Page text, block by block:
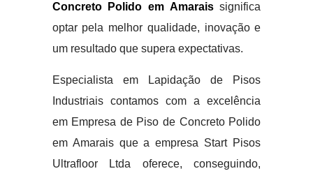
Concreto Polido em Amaraissignifica
optar pela melhor qualidade, inovação e
um resultado que supera expectativas.
Especialista em Lapidação de Pisos
Industriais contamos com a excelência
em Empresa de Piso de Concreto Polido
em Amarais que a empresa Start Pisos
Ultrafloor Ltda oferece, conseguindo,